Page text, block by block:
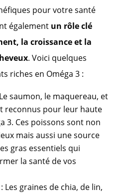
pour votre santé
également un rôle clé
la croissance et la
. Voici quelques
riches en Oméga 3 :
saumon, le maquereau, et
reconnus pour leur haute
3. Ces poissons sont non
mais aussi une source
gras essentiels qui
la santé de vos
Les graines de chia, de lin,